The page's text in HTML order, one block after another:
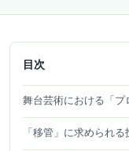
目次
舞台芸術における「
「移管」に求められ